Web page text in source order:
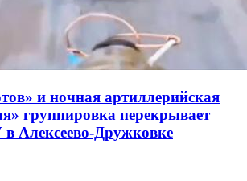
и ночная артиллерийская
группировка перекрывает
Алексеево-Дружковке